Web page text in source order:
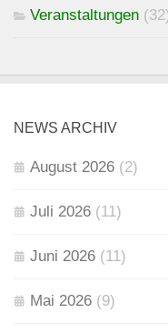
Veranstaltungen
NEWS ARCHIV
August 2026 (2)
Juli 2026 (11)
Juni 2026 (11)
Mai 2026 (9)